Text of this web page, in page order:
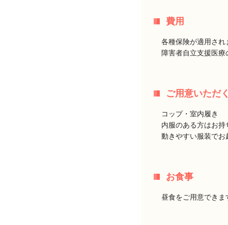
費用
各種保険が適用され
障害者自立支援医
ご用意いただ
コップ・室内履き
内服のある方はお持
動きやすい服装でお
お食事
昼食をご用意できま